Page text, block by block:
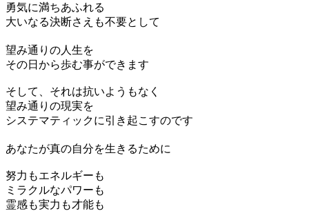
勇気に満ちあふれる
大いなる決断さえも不要として
望み通りの人生を
その日から歩む事ができます
そして、それは抗いようもなく
望み通りの現実を
システマティックに引き起こすのです
あなたが真の自分を生きるために
努力もエネルギーも
ミラクルなパワーも
霊感も実力も才能も